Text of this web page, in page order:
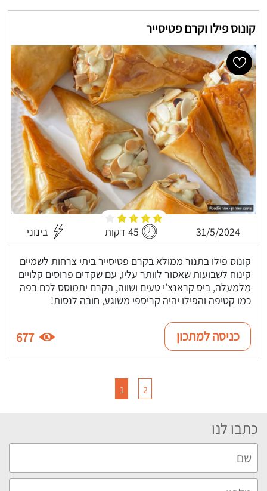
קונוס פילו וקרם פטיסייר
31/5/2024 45 דקות בינוני
קונוס פילו בתנור ממולא בקרם פטיסייר ביתי צרחות לשמיים
קינוח לשבועות שאסור לוותר עליו, עם שקדים פרוסים קלויים
מלמעלה, ביס קראנצ'י טעים ושווה, הקרם יתמוסס לכם בפה
כמו קטיפה והפילו יהיה קריספי משוגע, חובה לנסות!
כניסה למתכון 677
1 2
כתבו לנו